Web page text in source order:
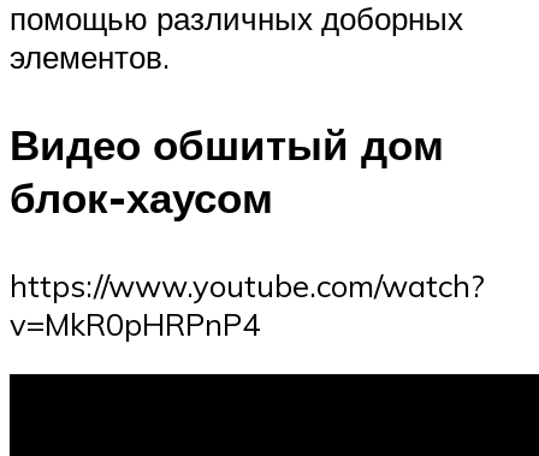
помощью различных доборных
элементов.
Видео обшитый дом
блок-хаусом
https://www.youtube.com/watch?
v=MkR0pHRPnP4